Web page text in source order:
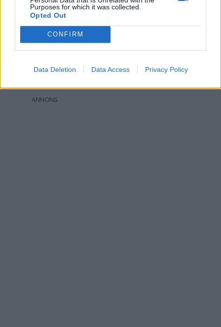
Purposes for which it was collected.
Opted Out
CONFIRM
Data Deletion Data Access Privacy Policy
Veckomatsedel
Här kommer en supertidig veckomatsedel.